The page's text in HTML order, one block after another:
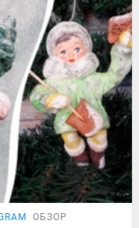
ОБЗОР